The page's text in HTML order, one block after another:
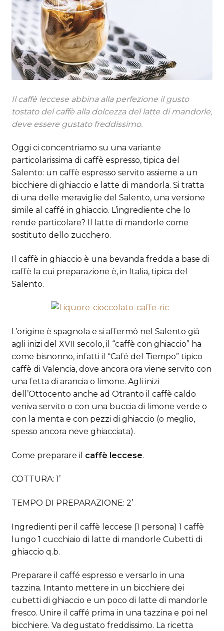
Il caffè leccese abbina alla perfezione il gusto
tostato del caffè alla dolcezza del latte di mandorle,
deve essere gustato freddissimo.
Oggi ci concentriamo su una variante
particolarissima di caffè espresso, tipica del
Salento: un caffè espresso servito assieme a un
bicchiere di ghiaccio e latte di mandorla. Si tratta
di una delle meraviglie del Salento, una versione
simile al caffé in ghiaccio. L’ingrediente che lo
rende particolare? Il latte di mandorle come
sostituto dello zucchero.
Il caffè in ghiaccio è una bevanda fredda a base di
caffè la cui preparazione è, in Italia, tipica del
Salento.
L’origine è spagnola e si affermò nel Salento già
agli inizi del XVII secolo, il “caffè con ghiaccio” ha
come bisnonno, infatti il “Café del Tiempo” tipico
caffè di Valencia, dove ancora ora viene servito con
una fetta di arancia o limone. Agli inizi
dell’Ottocento anche ad Otranto il caffè caldo
veniva servito o con una buccia di limone verde o
con la menta e con pezzi di ghiaccio (o meglio,
spesso ancora neve ghiacciata).
Come preparare il caffè leccese.
COTTURA: 1’
TEMPO DI PREPARAZIONE: 2’
Ingredienti per il caffè leccese (1 persona) 1 caffè
lungo 1 cucchiaio di latte di mandorle Cubetti di
ghiaccio q.b.
Preparare il caffé espresso e versarlo in una
tazzina. Intanto mettere in un bicchiere dei
cubetti di ghiaccio e un poco di latte di mandorle
fresco. Unire il caffé prima in una tazzina e poi nel
bicchiere. Va degustato freddissimo. La ricetta